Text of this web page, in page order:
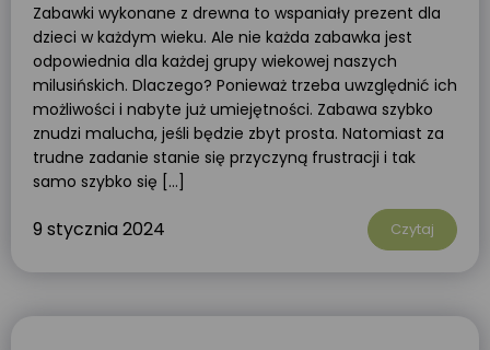
Zabawki wykonane z drewna to wspaniały prezent dla
dzieci w każdym wieku. Ale nie każda zabawka jest
odpowiednia dla każdej grupy wiekowej naszych
milusińskich. Dlaczego? Ponieważ trzeba uwzględnić ich
możliwości i nabyte już umiejętności. Zabawa szybko
znudzi malucha, jeśli będzie zbyt prosta. Natomiast za
trudne zadanie stanie się przyczyną frustracji i tak
samo szybko się […]
9 stycznia 2024 Czytaj